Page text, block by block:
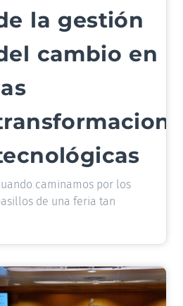
la gestión
cambio en
caminamos por los
de una feria tan